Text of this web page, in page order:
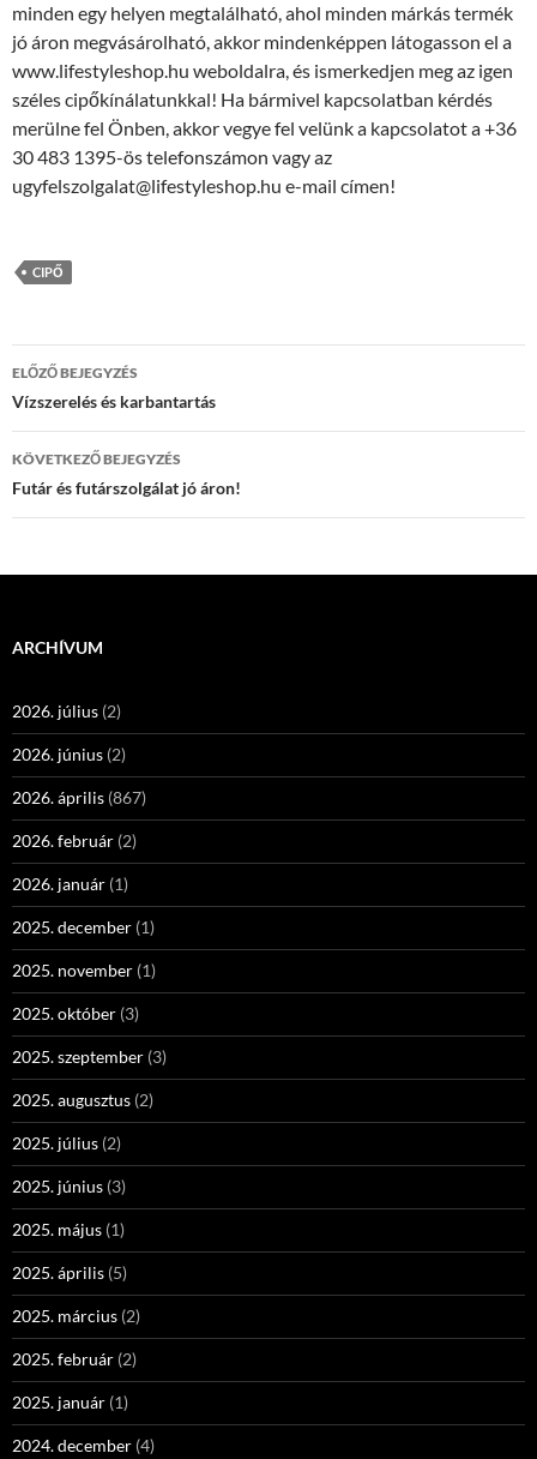
minden egy helyen megtalálható, ahol minden márkás termék
jó áron megvásárolható, akkor mindenképpen látogasson el a
www.lifestyleshop.hu weboldalra, és ismerkedjen meg az igen
széles cipőkínálatunkkal! Ha bármivel kapcsolatban kérdés
merülne fel Önben, akkor vegye fel velünk a kapcsolatot a +36
30 483 1395-ös telefonszámon vagy az
ugyfelszolgalat@lifestyleshop.hu e-mail címen!
CIPŐ
Bejegyzések
navigációja
ELŐZŐ BEJEGYZÉS
Vízszerelés és karbantartás
KÖVETKEZŐ BEJEGYZÉS
Futár és futárszolgálat jó áron!
ARCHÍVUM
2026. július (2)
2026. június (2)
2026. április (867)
2026. február (2)
2026. január (1)
2025. december (1)
2025. november (1)
2025. október (3)
2025. szeptember (3)
2025. augusztus (2)
2025. július (2)
2025. június (3)
2025. május (1)
2025. április (5)
2025. március (2)
2025. február (2)
2025. január (1)
2024. december (4)